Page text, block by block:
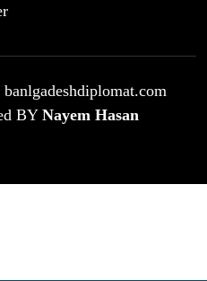
BY Nayem Hasan